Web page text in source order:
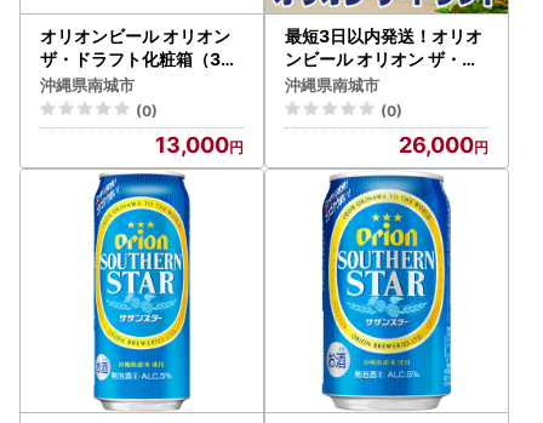
オリオンビール オリオン
ザ・ドラフト化粧箱（350
ml缶×12本）
沖縄県南城市
(0)
13,000
最短3日以内発送！オリオ
ンビール オリオン ザ・ド
ラフト （500ml缶×24本
）
沖縄県南城市
(0)
26,000